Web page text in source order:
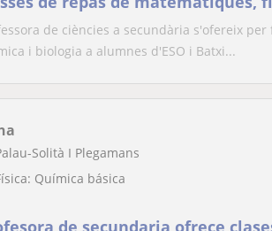
a alumnes d'ESO i
de ciències a secundària s'ofereix
i biologia a alumnes d'ESO i Batxi...
Solità I Plegamans
Química básica
de secundaria ofrece